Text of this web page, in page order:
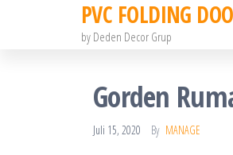
PVC FOLDING
by Deden Decor Grup
Gorden
Juli 15, 2020 By MANAGE